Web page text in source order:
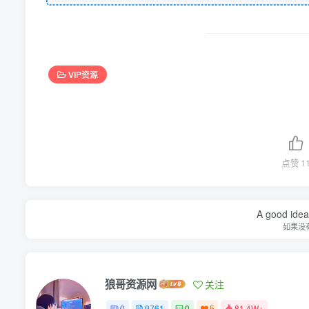
VIP资源
点赞
A good
如果没
狼哥资源网 关注